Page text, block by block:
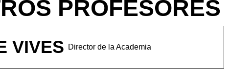
PROFESORES
VIVES Director de la Academia